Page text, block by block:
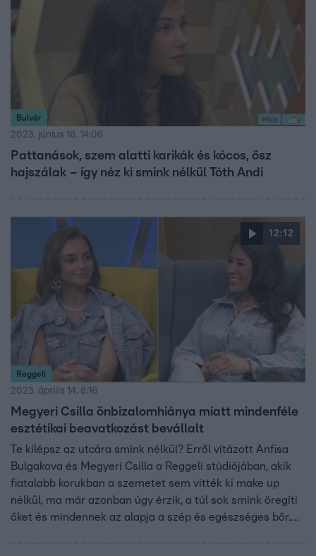
Bulvár
2023. június 16. 14:06
Pattanások, szem alatti karikák és kócos, ősz
hajszálak – így néz ki smink nélkül Tóth Andi
12:12
Reggeli
2023. április 14. 8:16
Megyeri Csilla önbizalomhiánya miatt mindenféle
esztétikai beavatkozást bevállalt
Te kilépsz az utcára smink nélkül? Erről vitázott Anfisa
Bulgakova és Megyeri Csilla a Reggeli stúdiójában, akik
fiatalabb korukban a szemetet sem vitték ki make up
nélkül, ma már azonban úgy érzik, a túl sok smink öregíti
őket és mindennek az alapja a szép és egészséges bőr.